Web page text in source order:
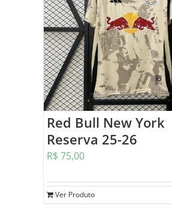
Red Bull New York
Reserva 25-26
R$ 75,00
Ver Produto